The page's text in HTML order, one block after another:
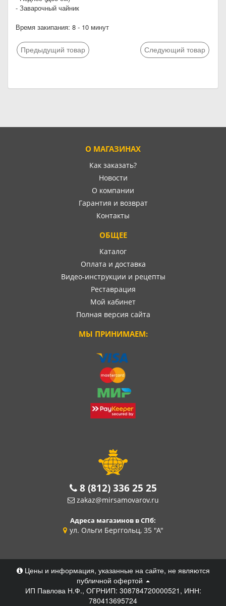
- Заварочный чайник
Время закипания: 8 - 10 минут
Предыдущий товар Следующий товар
О МАГАЗИНАХ
Как заказать?
Новости
О компании
Гарантия и возврат
Контакты
ОБЩЕЕ
Каталог
Оплата и доставка
Видео-инструкции и рецепты
Реставрация
Мой кабинет
Полная версия сайта
МЫ ПРИНИМАЕМ:
8 (812) 336 25 25
zakaz@mirsamovarov.ru
Адреса магазинов в СПб:
ул. Ольги Берггольц, 35 "А"
Цены и информация, указанные на сайте, не являются
публичной офертой
ИП Павлова Н.Ф., ОГРНИП: 308784720000521, ИНН:
780413695724